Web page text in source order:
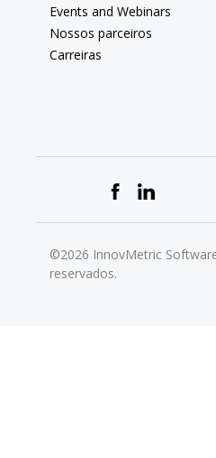
Events and Webinars
Nossos parceiros
Carreiras
©2026 InnovMetric
reservados.